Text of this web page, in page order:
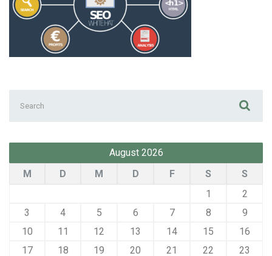
for:
August 2026
M
D M D F S
S
1
2
3
4 5 6 7 8
9
10
11 12 13 14 15
16
17
18 19 20 21 22
23